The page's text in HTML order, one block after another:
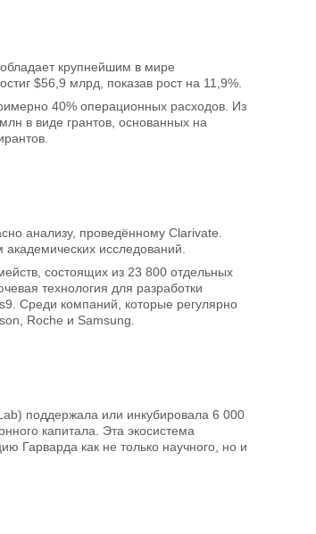
крупнейшим в мире
$56,9 млрд, показав рост на 11,9%.
40% операционных расходов. Из
в виде грантов, основанных на
анализу, проведённому Clarivate.
исследований.
состоящих из 23 800 отдельных
технология для разработки
Среди компаний, которые регулярно
Roche и Samsung.
поддержала или инкубировала 6 000
капитала. Эта экосистема
Гарварда как не только научного, но и